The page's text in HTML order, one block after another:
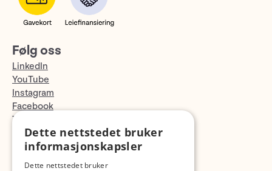
Følg oss
LinkedIn
YouTube
Instagram
Facebook
TikTok
Fotopodden
Dette nettstedet bruker
informasjonskapsler
Dette nettstedet bruker